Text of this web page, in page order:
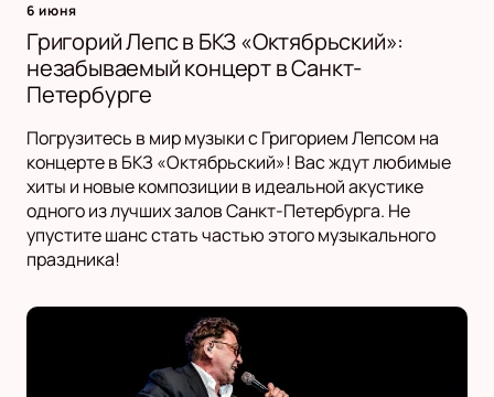
6 июня
Григорий Лепс в БКЗ «Октябрьский»:
незабываемый концерт в Санкт-
Петербурге
Погрузитесь в мир музыки с Григорием Лепсом на
концерте в БКЗ «Октябрьский»! Вас ждут любимые
хиты и новые композиции в идеальной акустике
одного из лучших залов Санкт-Петербурга. Не
упустите шанс стать частью этого музыкального
праздника!